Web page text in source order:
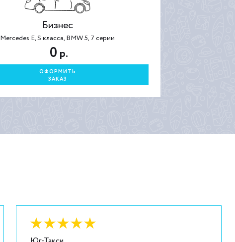
Бизнес
Mercedes E, S класса, BMW 5, 7 серии
0 р.
ОФОРМИТЬ
ЗАКАЗ